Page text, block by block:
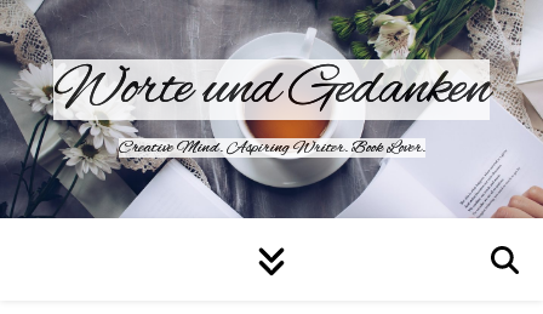
Worte und Gedanken
Creative Mind. Aspiring Writer. Book Lover.